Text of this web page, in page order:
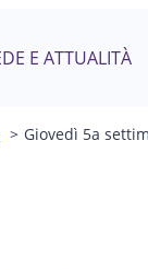
E ATTUALITÀ
Giovedì 5a